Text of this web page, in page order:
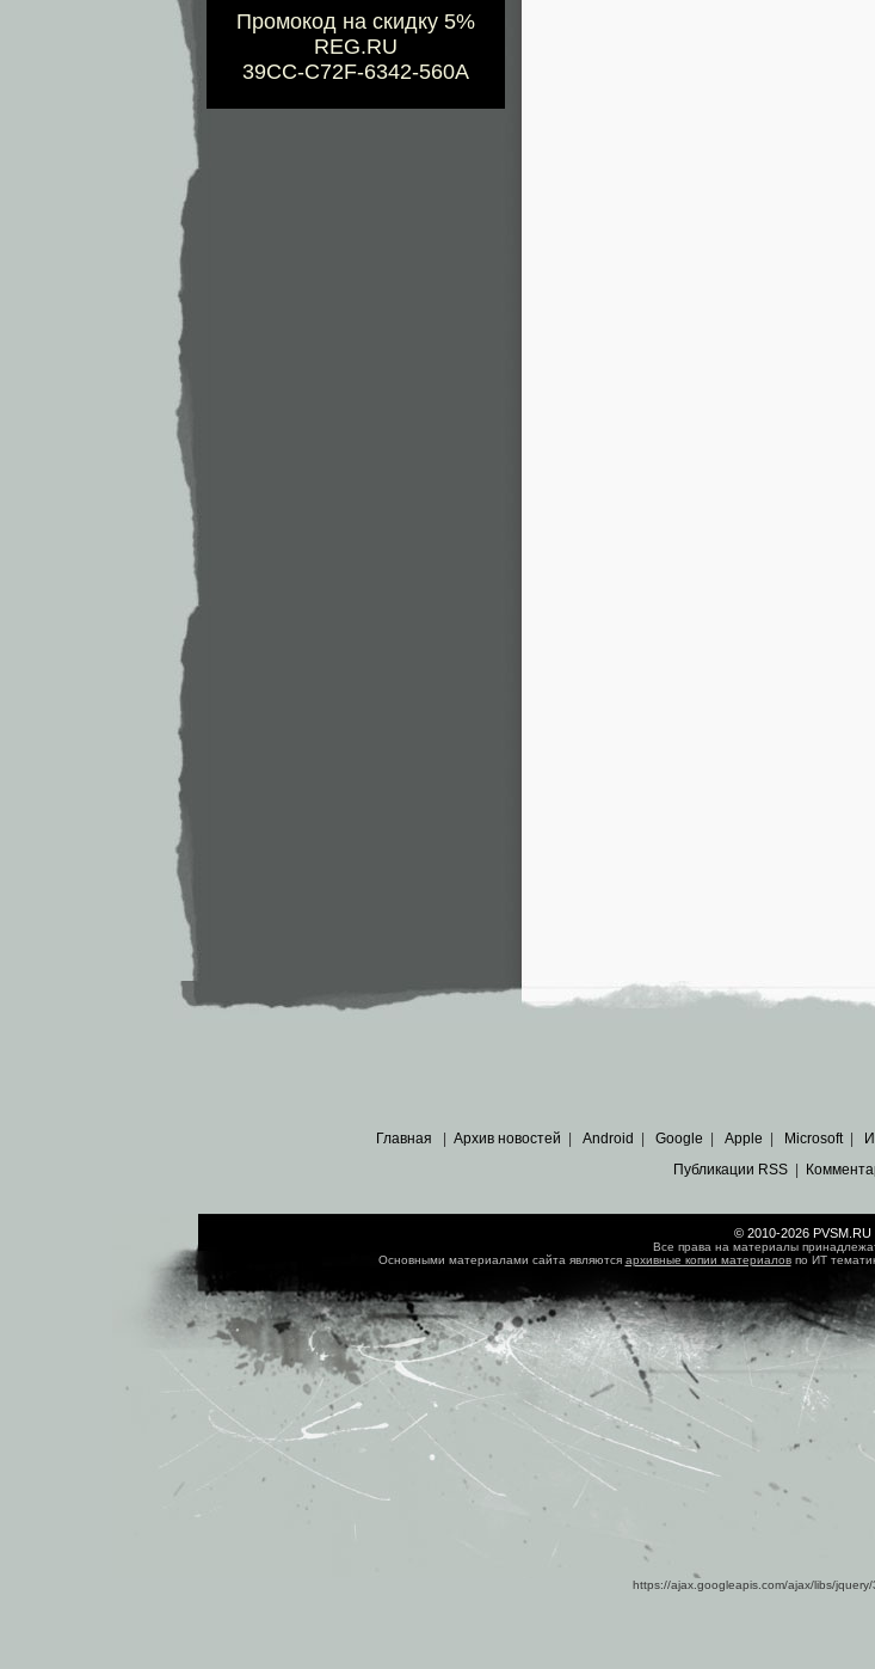
Промокод на скидку 5%
REG.RU
39CC-C72F-6342-560A
Главная Архив новостей Android Google Apple Microsoft|
Публикации RSS|
© 2010-2026 PVSM.RU
Все права на материалы
Основными материалами сайта являются архивные копии материаловпо ИТ
https://ajax.googleapis.com/ajax/libs/